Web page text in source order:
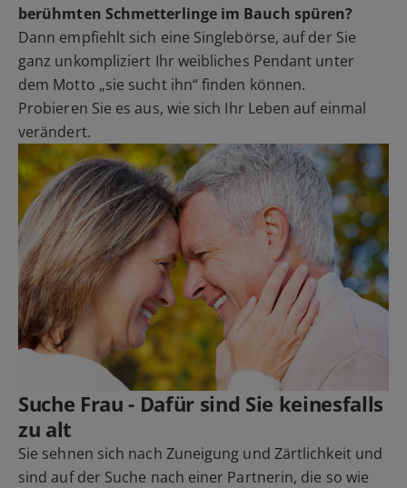
berühmten Schmetterlinge im Bauch spüren?
Dann empfiehlt sich eine Singlebörse, auf der Sie
ganz unkompliziert Ihr weibliches Pendant unter
dem Motto „sie sucht ihn“ finden können.
Probieren Sie es aus, wie sich Ihr Leben auf einmal
verändert.
Suche Frau - Dafür sind Sie keinesfalls
zu alt
Sie sehnen sich nach Zuneigung und Zärtlichkeit und
sind auf der Suche nach einer Partnerin, die so wie